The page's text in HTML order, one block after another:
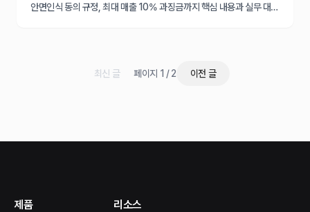
안면인식 동의 규정, 최대 매출 10% 과징금까지 핵심 내용과 실무 대응
최신 글 페이지 1 / 2 이전 글
제품 리소스